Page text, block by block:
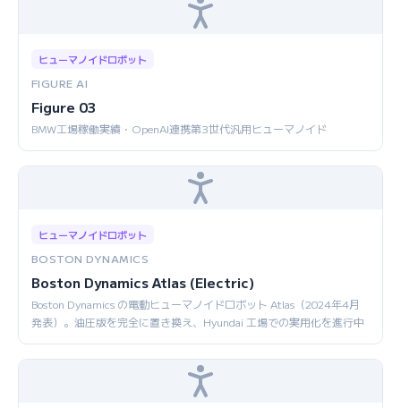
ヒューマノイドロボット
FIGURE AI
Figure 03
BMW工場稼働実績・OpenAI連携第3世代汎用ヒューマノイド
ヒューマノイドロボット
BOSTON DYNAMICS
Boston Dynamics Atlas (Electric)
Boston Dynamics の電動ヒューマノイドロボット Atlas（2024年4月
発表）。油圧版を完全に置き換え、Hyundai 工場での実用化を進行中